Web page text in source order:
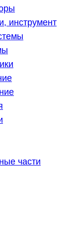
инструмент
части